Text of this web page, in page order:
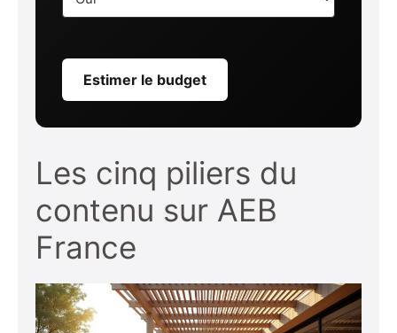
Estimer le budget
Les cinq piliers du
contenu sur AEB
France